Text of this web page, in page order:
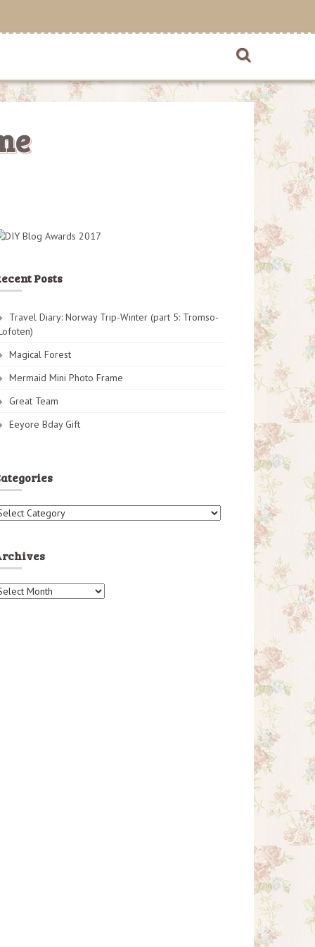
Posts
Travel Diary: Norway Trip-Winter (part 5: Tromso-
Magical Forest
Mermaid Mini Photo Frame
Great Team
Eeyore Bday Gift